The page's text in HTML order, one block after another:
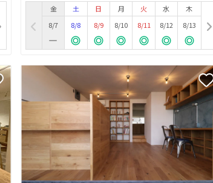
金
8/7
土
8/8
日
8/9
月
8/10
火
8/11
水
8/12
木
8/13